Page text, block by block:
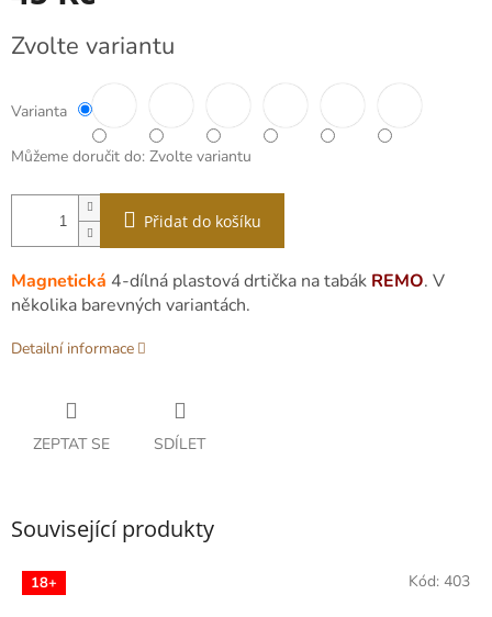
cena:
Zvolte variantu
Varianta
Můžeme doručit do: Zvolte variantu
Přidat do košíku
Magnetická 4-dílná plastová drtička na tabák REMO. V
několika barevných variantách.
Detailní informace
ZEPTAT SE SDÍLET
Související produkty
18+ Kód: 403